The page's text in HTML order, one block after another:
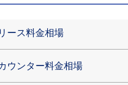
リース料金相場
ウンター料金相場